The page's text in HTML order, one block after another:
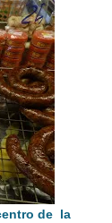
de la